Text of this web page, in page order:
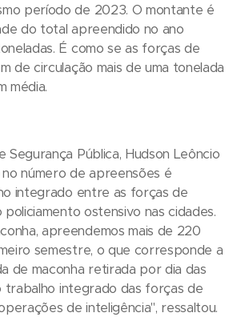
período de 2023. O montante é
do total apreendido no ano
É como se as forças de
de circulação mais de uma tonelada
média.
Segurança Pública, Hudson Leôncio
número de apreensões é
integrado entre as forças de
policiamento ostensivo nas cidades.
apreendemos mais de 220
semestre, o que corresponde a
de maconha retirada por dia das
trabalho integrado das forças de
de inteligência", ressaltou.